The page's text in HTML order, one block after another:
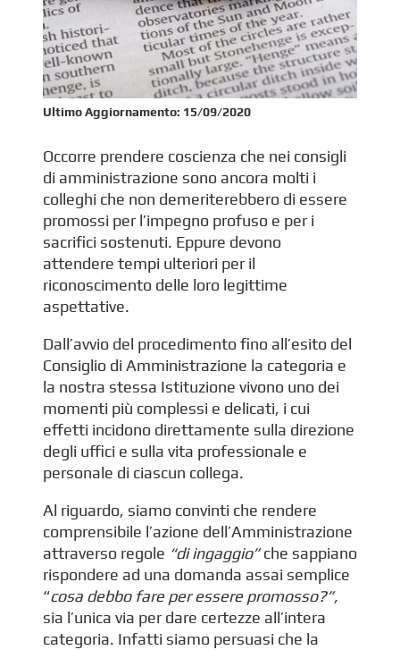
Ultimo Aggiornamento: 15/09/2020
Occorre prendere coscienza che nei consigli
di amministrazione sono ancora molti i
colleghi che non demeriterebbero di essere
promossi per l’impegno profuso e per i
sacrifici sostenuti. Eppure devono
attendere tempi ulteriori per il
riconoscimento delle loro legittime
aspettative.
Dall’avvio del procedimento fino all’esito del
Consiglio di Amministrazione la categoria e
la nostra stessa Istituzione vivono uno dei
momenti più complessi e delicati, i cui
effetti incidono direttamente sulla direzione
degli uffici e sulla vita professionale e
personale di ciascun collega.
Al riguardo, siamo convinti che rendere
comprensibile l’azione dell’Amministrazione
attraverso regole “di ingaggio”che sappiano
rispondere ad una domanda assai semplice
“cosa debbo fare per essere promosso?”,
sia l’unica via per dare certezze all’intera
categoria. Infatti siamo persuasi che la